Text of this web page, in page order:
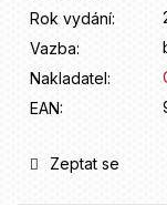
Rok vydání:
Vazba:
Nakladatel:
EAN:
Zeptat se